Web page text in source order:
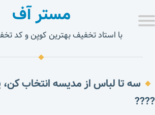
مستر آف
با استاد تخفیف بهترین کوپن و کد
سه تا لباس از مدیسه انتخاب کن،
????